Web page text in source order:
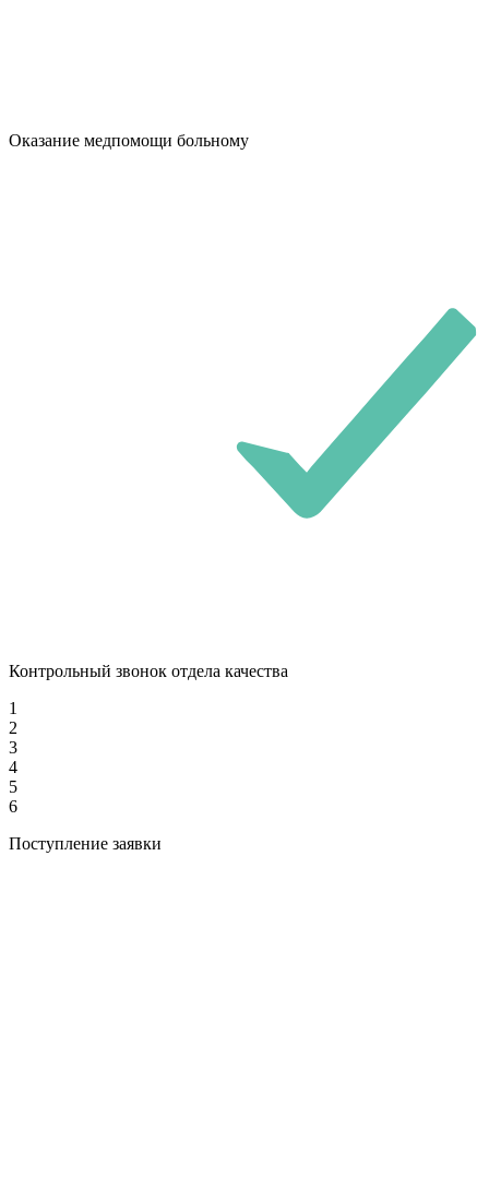
Оказание медпомощи больному
Контрольный звонок отдела качества
1
2
3
4
5
6
Поступление заявки